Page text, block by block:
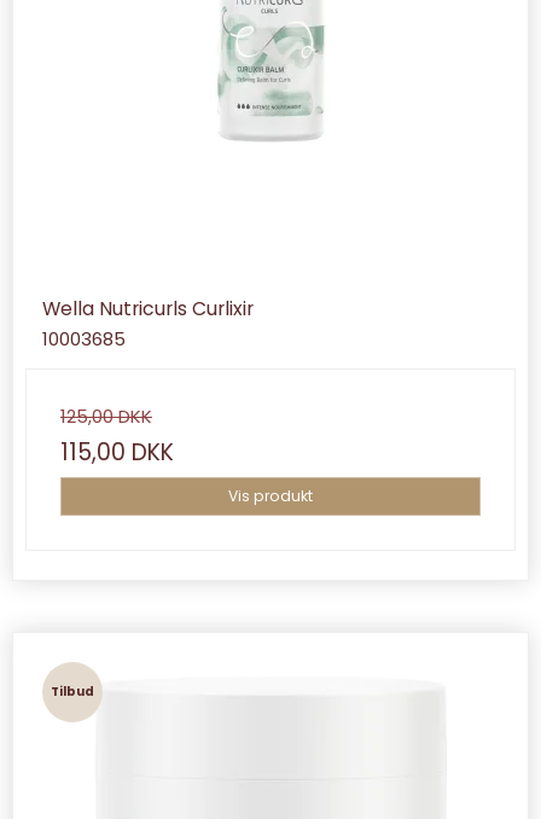
Wella Nutricurls Curlixir
10003685
125,00 DKK
115,00 DKK
Vis produkt
Tilbud